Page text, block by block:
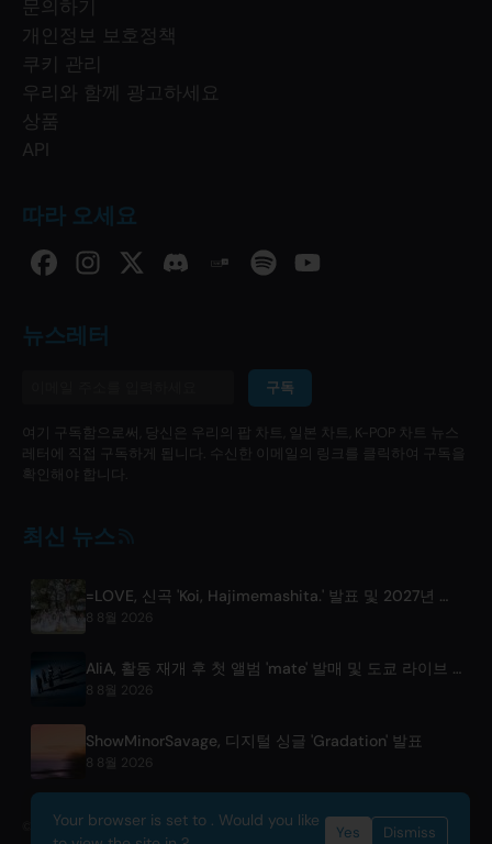
문의하기
개인정보 보호정책
쿠키 관리
우리와 함께 광고하세요
상품
API
따라 오세요
뉴스레터
구독
여기 구독함으로써, 당신은 우리의 팝 차트, 일본 차트, K-POP 차트 뉴스
레터에 직접 구독하게 됩니다. 수신한 이메일의 링크를 클릭하여 구독을
확인해야 합니다.
최신 뉴스
=LOVE, 신곡 'Koi, Hajimemashita.' 발표 및 2027년 도쿄돔 콘서트 개최 예정
8 8월 2026
AliA, 활동 재개 후 첫 앨범 'mate' 발매 및 도쿄 라이브 공개
8 8월 2026
ShowMinorSavage, 디지털 싱글 'Gradation' 발표
8 8월 2026
© 2026 OnlyHit. All rights reserved. - Metadata provided byACRCloud
Your browser is set to . Would you like
Yes Dismiss